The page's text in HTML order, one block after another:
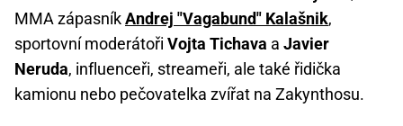
MMA zápasníkAndrej "Vagabund" Kalašnik,
sportovní moderátoři Vojta Tichava a Javier
Neruda, influenceři, streameři, ale také řidička
kamionu nebo pečovatelka zvířat na Zakynthosu.